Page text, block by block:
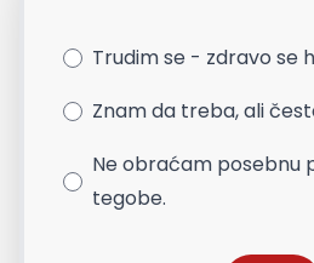
Trudim se - zdravo se
Znam da treba, ali
Ne obraćam posebnu
tegobe.